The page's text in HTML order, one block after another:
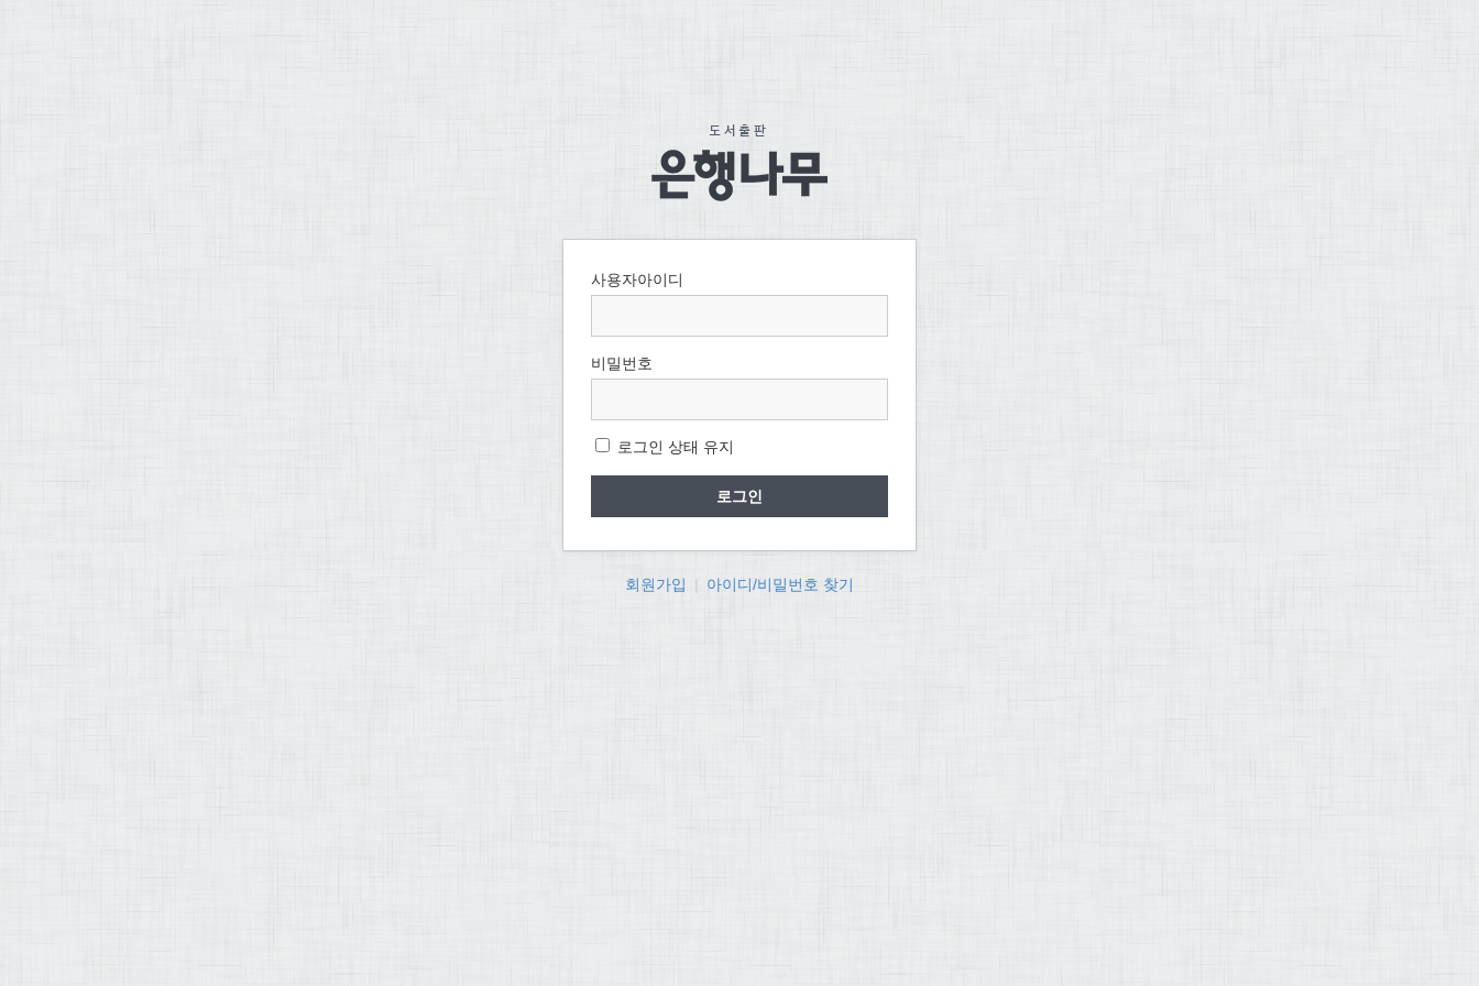
사용자아이디
비밀번호
로그인 상태 유지
회원가입 | 아이디/비밀번호 찾기